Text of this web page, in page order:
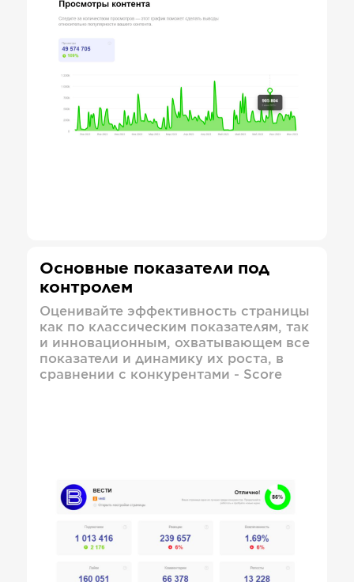
Основные показатели под
контролем
Оценивайте эффективность страницы
как по классическим показателям, так
и инновационным, охватывающем все
показатели и динамику их роста, в
сравнении с конкурентами - Score